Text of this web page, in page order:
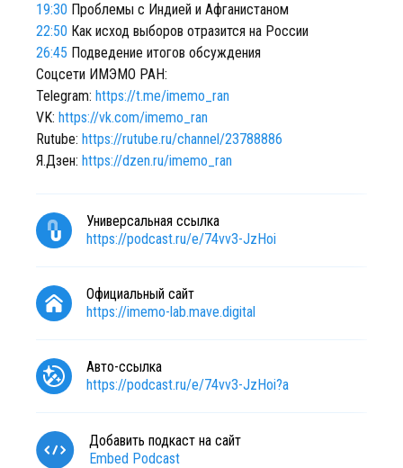
19:30 Проблемы с Индией и Афганистаном
22:50 Как исход выборов отразится на России
26:45 Подведение итогов обсуждения
Соцсети ИМЭМО РАН:
Telegram: https://t.me/imemo_ran
VK: https://vk.com/imemo_ran
Rutube: https://rutube.ru/channel/23788886
Я.Дзен: https://dzen.ru/imemo_ran
Универсальная ссылка
https://podcast.ru/e/74vv3-JzHoi
Официальный сайт
https://imemo-lab.mave.digital
Авто-ссылка
https://podcast.ru/e/74vv3-JzHoi?a
Добавить подкаст на сайт
Embed Podcast